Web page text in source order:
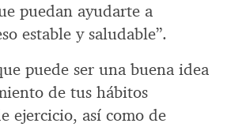
puedan ayudarte a
estable y saludable”.
puede ser una buena idea
de tus hábitos
ejercicio, así como de